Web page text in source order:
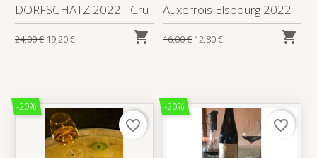
DORFSCHATZ 2022 - Cru
24,00 € 19,20 € 
Auxerrois Elsbourg 2022
16,00 € 12,80 € 
-20%
favorite_border
-20%
favorite_border